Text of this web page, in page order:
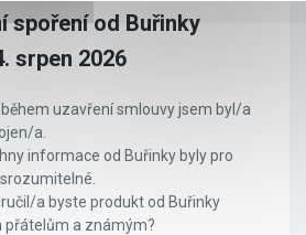
spoření od Buřinky
srpen 2026
uzavření smlouvy jsem byl/a
a.
informace od Buřinky byly pro
a byste produkt od Buřinky
přátelům a známým?